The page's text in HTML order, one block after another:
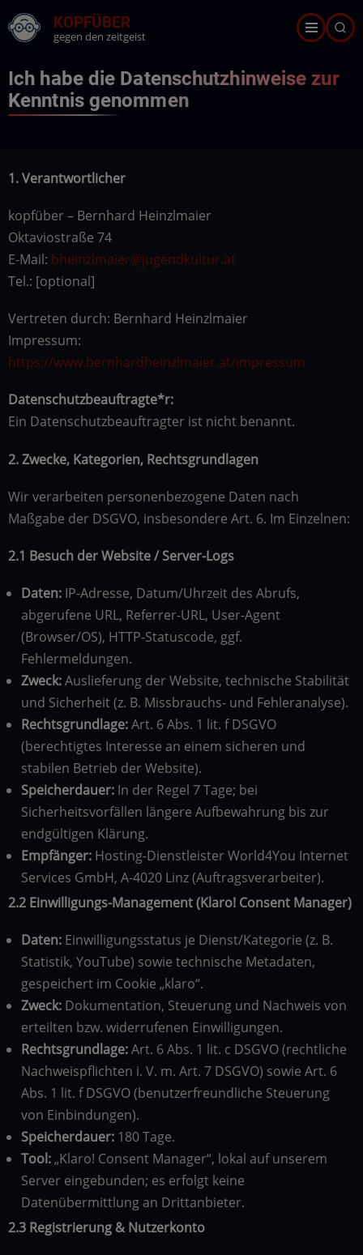
Direkt
zum
KOPFÜBER
gegen den zeitgeist
Ich habe die Datenschutzhinweise zur
Kenntnis genommen
1. Verantwortlicher
kopfüber – Bernhard Heinzlmaier
Oktaviostraße 74
E-Mail: bheinzlmaier@jugendkultur.at
Tel.: [optional]
Vertreten durch: Bernhard Heinzlmaier
Impressum:
https://www.bernhardheinzlmaier.at/impressum
Datenschutzbeauftragte*r:
Ein Datenschutzbeauftragter ist nicht benannt.
2. Zwecke, Kategorien, Rechtsgrundlagen
Wir verarbeiten personenbezogene Daten nach
Maßgabe der DSGVO, insbesondere Art. 6. Im Einzelnen:
2.1 Besuch der Website / Server-Logs
Daten: IP-Adresse, Datum/Uhrzeit des Abrufs,
abgerufene URL, Referrer-URL, User-Agent
(Browser/OS), HTTP-Statuscode, ggf.
Fehlermeldungen.
Zweck:Auslieferung der Website, technische Stabilität
und Sicherheit (z. B. Missbrauchs- und Fehleranalyse).
Rechtsgrundlage:Art. 6 Abs. 1 lit. f DSGVO
(berechtigtes Interesse an einem sicheren und
stabilen Betrieb der Website).
Speicherdauer: In der Regel 7 Tage; bei
Sicherheitsvorfällen längere Aufbewahrung bis zur
endgültigen Klärung.
Empfänger: Hosting-Dienstleister World4You Internet
Services GmbH, A-4020 Linz (Auftragsverarbeiter).
2.2 Einwilligungs-Management (Klaro! Consent Manager)
Daten: Einwilligungsstatus je Dienst/Kategorie (z. B.
Statistik, YouTube) sowie technische Metadaten,
gespeichert im Cookie „klaro“.
Zweck: Dokumentation, Steuerung und Nachweis von
erteilten bzw. widerrufenen Einwilligungen.
Rechtsgrundlage:Art. 6 Abs. 1 lit. c DSGVO (rechtliche
Nachweispflichten i. V. m. Art. 7 DSGVO) sowie Art. 6
Abs. 1 lit. f DSGVO (benutzerfreundliche Steuerung
von Einbindungen).
Speicherdauer: 180 Tage.
Tool:„Klaro! Consent Manager“, lokal auf unserem
Server eingebunden; es erfolgt keine
Datenübermittlung an Drittanbieter.
2.3 Registrierung & Nutzerkonto